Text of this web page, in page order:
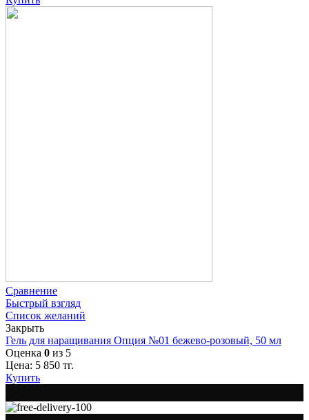
Сравнение
Быстрый взгляд
Список желаний
Закрыть
Гель для наращивания Опция №01 бежево-розовый, 50 мл
Оценка 0 из 5
Цена: 5 850 тг.
Купить